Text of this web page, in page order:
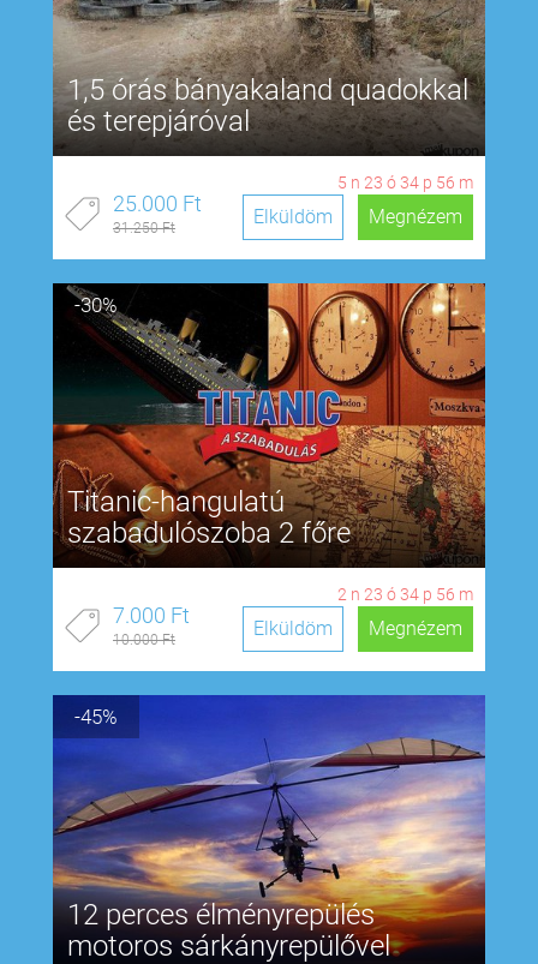
1,5 órás bányakaland quadokkal
és terepjáróval
5 n 23 ó34 p 55 m
25.000 Ft
31.250 Ft Megnézem
Elküldöm
-30%
Titanic-hangulatú
szabadulószoba 2 főre
2 n 23 ó34 p 55 m
7.000 Ft
10.000 Ft Megnézem
Elküldöm
-45%
12 perces élményrepülés
motoros sárkányrepülővel